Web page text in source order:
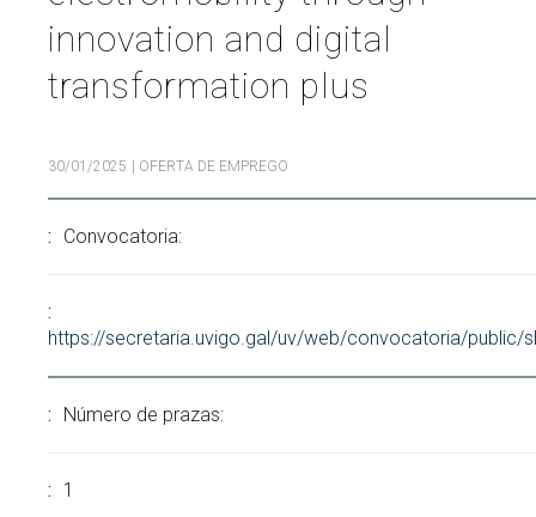
Search
BuscarBUSCAR
TwitterInstagramYoutubeLinkedin
innovation and digital
transformation plus
30/01/2025 | OFERTA DE EMPREGO
Convocatoria:
https://secretaria.uvigo.gal/uv/web/convocatoria/public/
Número de prazas:
1